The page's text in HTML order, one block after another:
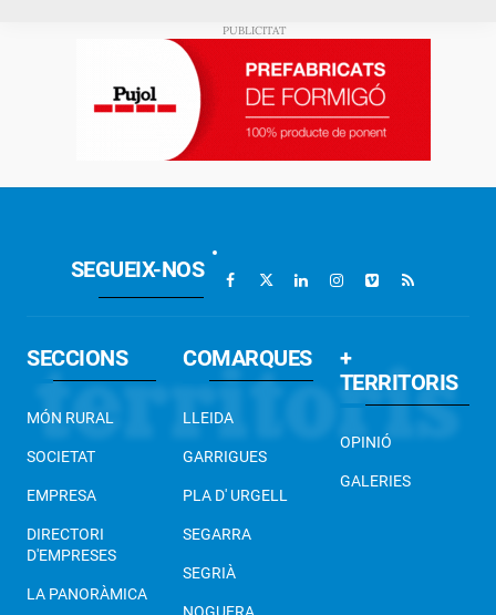
SEGUEIX-NOS
SECCIONS
MÓN RURAL
SOCIETAT
EMPRESA
DIRECTORI
D'EMPRESES
LA PANORÀMICA
COMARQUES
LLEIDA
GARRIGUES
PLA D' URGELL
SEGARRA
SEGRIÀ
NOGUERA
+
TERRITORIS
OPINIÓ
GALERIES